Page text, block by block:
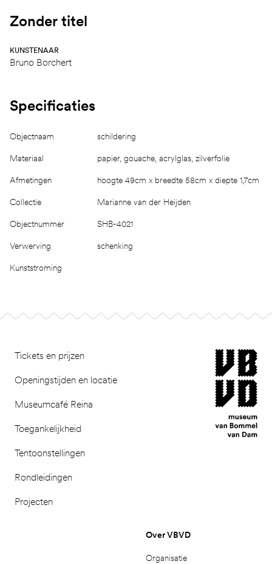
Zonder titel
KUNSTENAAR
Bruno Borchert
Specificaties
Objectnaam schildering
Materiaal papier, gouache, acrylglas, zilverfolie
Afmetingen hoogte 49cm x breedte 58cm x diepte 1,7cm
Collectie Marianne van der Heijden
Objectnummer SHB-4021
Verwerving schenking
Kunststroming
Tickets en prijzen
Openingstijden en locatie
Museumcafé Reina
Toegankelijkheid
Tentoonstellingen
Rondleidingen
Projecten
museum van
Over VBVD
Organisatie